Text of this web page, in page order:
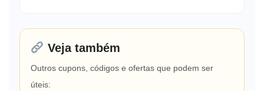
Veja também
Outros cupons, códigos e ofertas que podem ser
úteis: